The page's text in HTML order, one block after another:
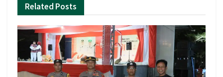
Related Posts